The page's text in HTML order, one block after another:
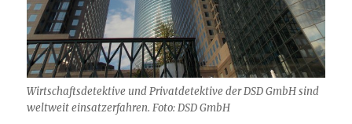
Wirtschaftsdetektive und Privatdetektive der DSD GmbH sind
weltweit einsatzerfahren. Foto: DSD GmbH